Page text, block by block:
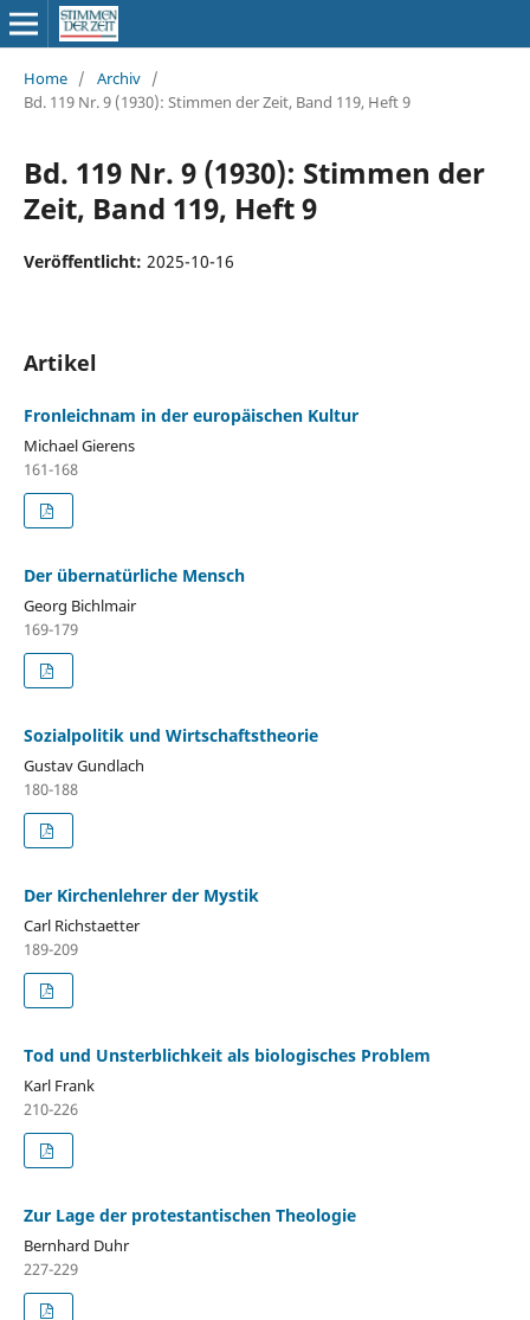
Home / Archiv /
Bd. 119 Nr. 9 (1930): Stimmen der Zeit, Band 119, Heft 9
Bd. 119 Nr. 9 (1930): Stimmen der
Zeit, Band 119, Heft 9
Veröffentlicht: 2025-10-16
Artikel
Fronleichnam in der europäischen Kultur
Michael Gierens
161-168
Der übernatürliche Mensch
Georg Bichlmair
169-179
Sozialpolitik und Wirtschaftstheorie
Gustav Gundlach
180-188
Der Kirchenlehrer der Mystik
Carl Richstaetter
189-209
Tod und Unsterblichkeit als biologisches Problem
Karl Frank
210-226
Zur Lage der protestantischen Theologie
Bernhard Duhr
227-229